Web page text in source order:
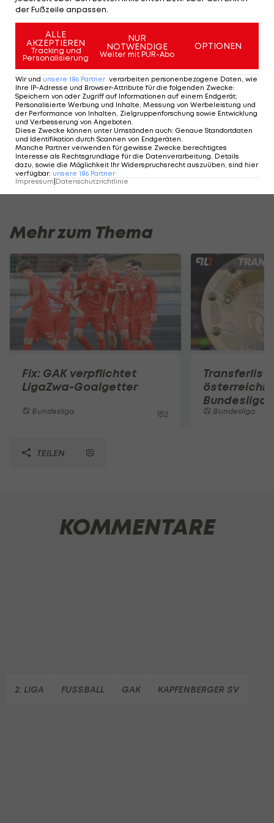
Jahr ist, jubelt über den dritten Sieg in der
Meisterschaft in Folge und schiebt sich auf den
zehnten Rang. Der
GAKist aktuell Fünfter.
2. Liga - Spielplan und Ergebnisse >>>
2. Liga - Tabelle >>>
Der legendäre Durchmarsch des FC
Wacker Tirol I #Zwarakonferenz History
Zwarakonferenz
Am Stammtisch
Christopher Knett
Stammtisch
Mehr zum Thema
Fix: GAK verpflichtet
LigaZwa-Goalgetter
Bundesliga 2
Bundesliga
Bundesliga
TEILEN
KOMMENTARE
2. LIGA FUSSBALL GAK KAPFENBERGER SV
der Fußzeile anpassen.
ALLE
AKZEPTIEREN
Tracking und
Personalisierung
NUR
NOTWENDIGE
Weiter mit PUR-Abo
OPTIONEN
Wir und unsere 186 Partner verarbeiten personenbezogene Daten, wie
Ihre IP-Adresse und Browser-Attribute für die folgenden Zwecke:
Speichern von oder Zugriff auf Informationen auf einem Endgerät;
Personalisierte Werbung und Inhalte, Messung von Werbeleistung und
der Performance von Inhalten, Zielgruppenforschung sowie Entwicklung
und Verbesserung von Angeboten
Diese Zwecke können unter Umständen auch: Genaue Standortdaten
und Identifikation durch Scannen von Endgeräten
Manche Partner verwenden für gewisse Zwecke berechtigtes
Interesse als Rechtsgrundlage für die Datenverarbeitung. Details
dazu, sowie die Möglichkeit Ihr Widerspruchsrecht auszuüben, sind hier
verfügbar: unsere 186 Partner
Impressum|Datenschutzrichtlinie